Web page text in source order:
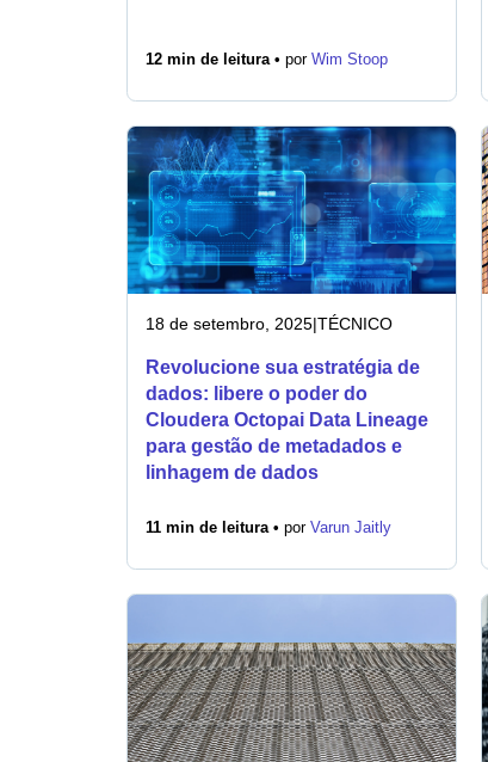
12 min de leitura • por Wim Stoop
18 de setembro, 2025|TÉCNICO
Revolucione sua estratégia de
dados: libere o poder do
Cloudera Octopai Data Lineage
para gestão de metadados e
linhagem de dados
11 min de leitura • por Varun Jaitly